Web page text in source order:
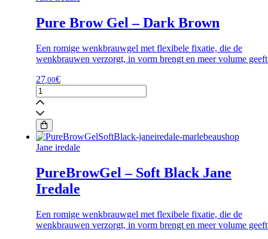
aantal
Pure Brow Gel – Dark Brown
Een romige wenkbrauwgel met flexibele fixatie, die de
wenkbrauwen verzorgt, in vorm brengt en meer volume
27 ,00€
Pure
Brow
Gel
-
Dark
Brown
aantal
Jane iredale
PureBrowGel – Soft Black Jane
Iredale
Een romige wenkbrauwgel met flexibele fixatie, die de
wenkbrauwen verzorgt, in vorm brengt en meer volume